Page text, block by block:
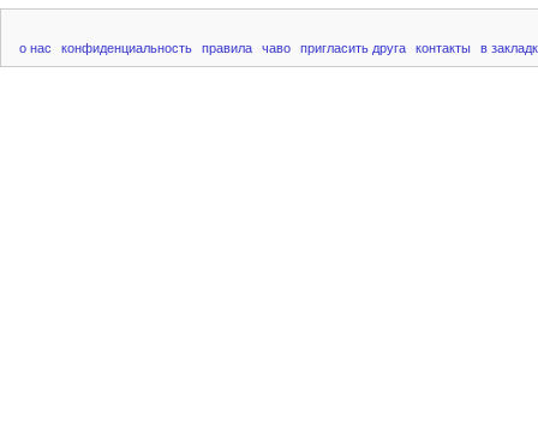
о нас конфиденциальность правила чаво пригласить друга контакты в